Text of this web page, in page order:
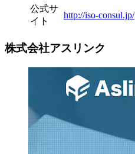
公式サ
イト
http://iso-consul.jp/
株式会社アスリンク